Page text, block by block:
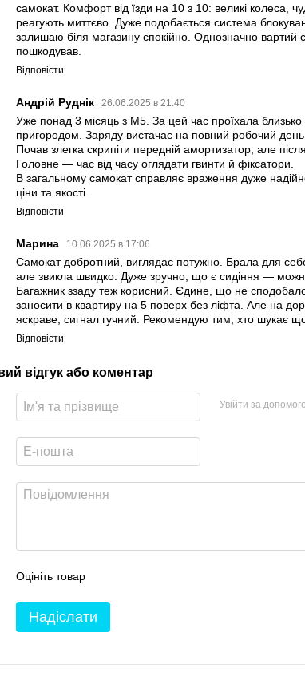
самокат. Комфорт від їзди на 10 з 10: великі колеса,
реагують миттєво. Дуже подобається система
залишаю біля магазину спокійно. Однозначно вартий
пошкодував.
Відповісти
Андрій Руднік 26.06.2025 в 21:40
Уже понад 3 місяць з M5. За цей час проїхала
пригородом. Заряду вистачає на повний робочий
Почав злегка скрипіти передній амортизатор, але
Головне — час від часу оглядати гвинти й фіксатори.
В загальному самокат справляє враження дуже
ціни та якості.
Відповісти
Марина 10.06.2025 в 17:06
Самокат добротний, виглядає потужно. Брала для
але звикла швидко. Дуже зручно, що є сидіння — можна
Багажник ззаду теж корисний. Єдине, що не
заносити в квартиру на 5 поверх без ліфта. Але на
яскраве, сигнал гучний. Рекомендую тим, хто шукає
Відповісти
відгук або коментар
Увійти за
Оцініть товар
Надіслати